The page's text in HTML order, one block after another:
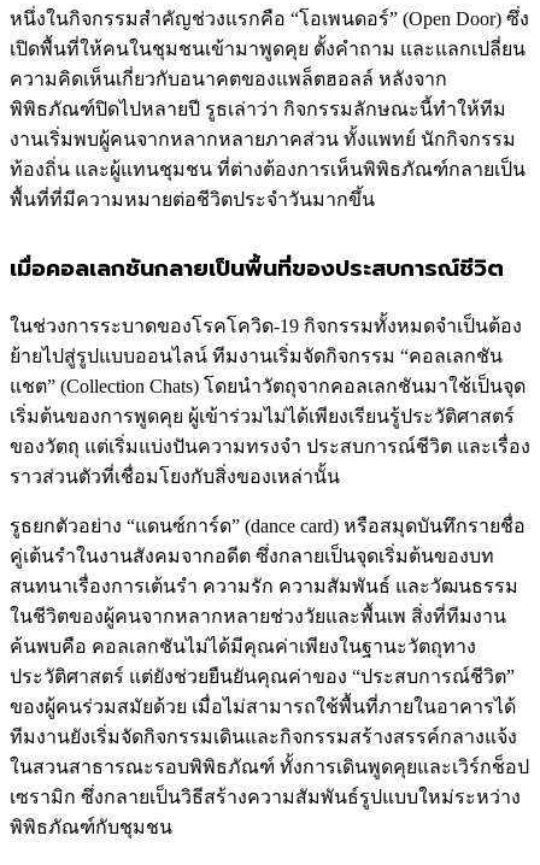
หนึ่งในกิจกรรมสำคัญช่วงแรกคือ “โอเพนดอร์” (Open Door) ซึ่ง
เปิดพื้นที่ให้คนในชุมชนเข้ามาพูดคุย ตั้งคำถาม และแลกเปลี่ยน
ความคิดเห็นเกี่ยวกับอนาคตของแพล็ตฮอลล์ หลังจาก
พิพิธภัณฑ์ปิดไปหลายปี รูธเล่าว่า กิจกรรมลักษณะนี้ทำให้ทีม
งานเริ่มพบผู้คนจากหลากหลายภาคส่วน ทั้งแพทย์ นักกิจกรรม
ท้องถิ่น และผู้แทนชุมชน ที่ต่างต้องการเห็นพิพิธภัณฑ์กลายเป็น
พื้นที่ที่มีความหมายต่อชีวิตประจำวันมากขึ้น
เมื่อคอลเลกชันกลายเป็นพื้นที่ของประสบการณ์ชีวิต
ในช่วงการระบาดของโรคโควิด-19 กิจกรรมทั้งหมดจำเป็นต้อง
ย้ายไปสู่รูปแบบออนไลน์ ทีมงานเริ่มจัดกิจกรรม “คอลเลกชัน
แชต” (Collection Chats) โดยนำวัตถุจากคอลเลกชันมาใช้เป็นจุด
เริ่มต้นของการพูดคุย ผู้เข้าร่วมไม่ได้เพียงเรียนรู้ประวัติศาสตร์
ของวัตถุ แต่เริ่มแบ่งปันความทรงจำ ประสบการณ์ชีวิต และเรื่อง
ราวส่วนตัวที่เชื่อมโยงกับสิ่งของเหล่านั้น
รูธยกตัวอย่าง “แดนซ์การ์ด” (dance card) หรือสมุดบันทึกรายชื่อ
คู่เต้นรำในงานสังคมจากอดีต ซึ่งกลายเป็นจุดเริ่มต้นของบท
สนทนาเรื่องการเต้นรำ ความรัก ความสัมพันธ์ และวัฒนธรรม
ในชีวิตของผู้คนจากหลากหลายช่วงวัยและพื้นเพ สิ่งที่ทีมงาน
ค้นพบคือ คอลเลกชันไม่ได้มีคุณค่าเพียงในฐานะวัตถุทาง
ประวัติศาสตร์ แต่ยังช่วยยืนยันคุณค่าของ “ประสบการณ์ชีวิต”
ของผู้คนร่วมสมัยด้วย เมื่อไม่สามารถใช้พื้นที่ภายในอาคารได้
ทีมงานยังเริ่มจัดกิจกรรมเดินและกิจกรรมสร้างสรรค์กลางแจ้ง
ในสวนสาธารณะรอบพิพิธภัณฑ์ ทั้งการเดินพูดคุยและเวิร์กช็อป
เซรามิก ซึ่งกลายเป็นวิธีสร้างความสัมพันธ์รูปแบบใหม่ระหว่าง
พิพิธภัณฑ์กับชุมชน